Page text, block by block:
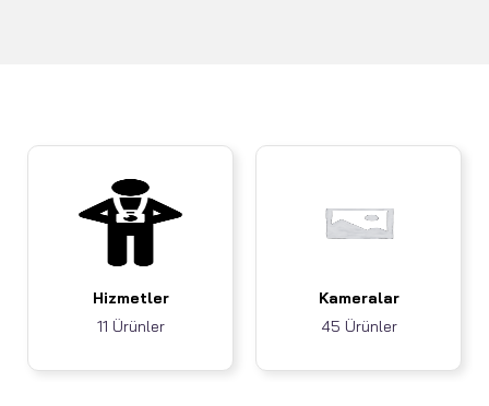
Hizmetler
11 Ürünler
Kameralar
45 Ürünler